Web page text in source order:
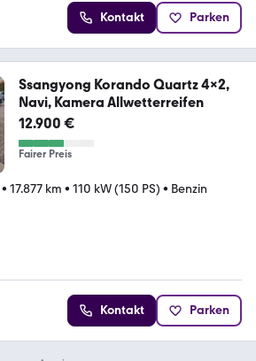
Kontakt Parken
Ssangyong Korando Quartz 4x2,
Navi, Kamera Allwetterreifen
12.900 €
Fairer Preis
• 17.877 km • 110 kW (150 PS) • Benzin
Kontakt Parken